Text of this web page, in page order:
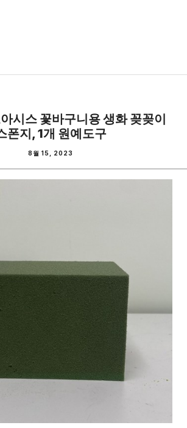
시스 꽃바구니용 생화 꽂꽂이
폰지, 1개 원예도구
8월 15, 2023